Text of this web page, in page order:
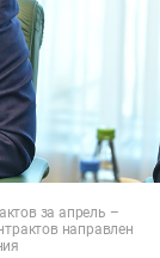
за апрель –
направлен